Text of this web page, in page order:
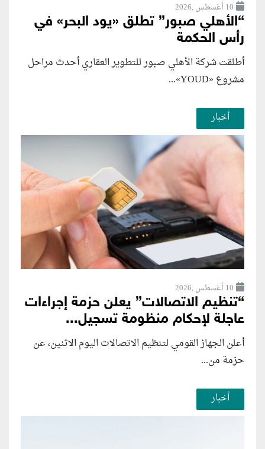
10 أغسطس ,2026
“الأهلي صبور” تطلق «يود البحر» في
رأس الحكمة
أطلقت شركة الأهلي صبور للتطوير العقاري أحدث مراحل
مشروع «YOUD»...
أخبار
10 أغسطس ,2026
“تنظيم الاتصالات” يعلن حزمة إجراءات
عاجلة لإحكام منظومة تسجيل...
أعلن الجهاز القومي لتنظيم الاتصالات اليوم الاثنين، عن
حزمة من...
أخبار